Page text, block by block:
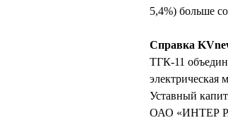
5,4%) больше
Справка
ТГК-11
электрическая
Уставный
ОАО «ИНТЕР